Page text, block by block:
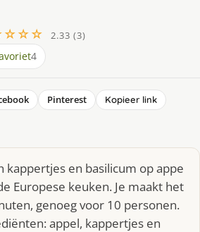
2.33 (3)
4
Pinterest
Kopieer link
kappertjes en basilicum op appe
Europese keuken. Je maakt het
genoeg voor 10 personen.
appel, kappertjes en